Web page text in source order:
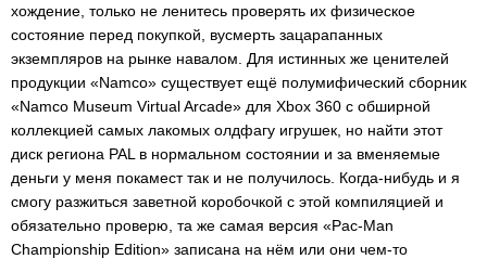
хождение, только не ленитесь проверять их физическое
состояние перед покупкой, вусмерть зацарапанных
экземпляров на рынке навалом. Для истинных же ценителей
продукции «Namco» существует ещё полумифический сборник
«Namco Museum Virtual Arcade» для Xbox 360 с обширной
коллекцией самых лакомых олдфагу игрушек, но найти этот
диск региона PAL в нормальном состоянии и за вменяемые
деньги у меня покамест так и не получилось. Когда-нибудь и я
смогу разжиться заветной коробочкой с этой компиляцией и
обязательно проверю, та же самая версия «Pac-Man
Championship Edition» записана на нём или они чем-то